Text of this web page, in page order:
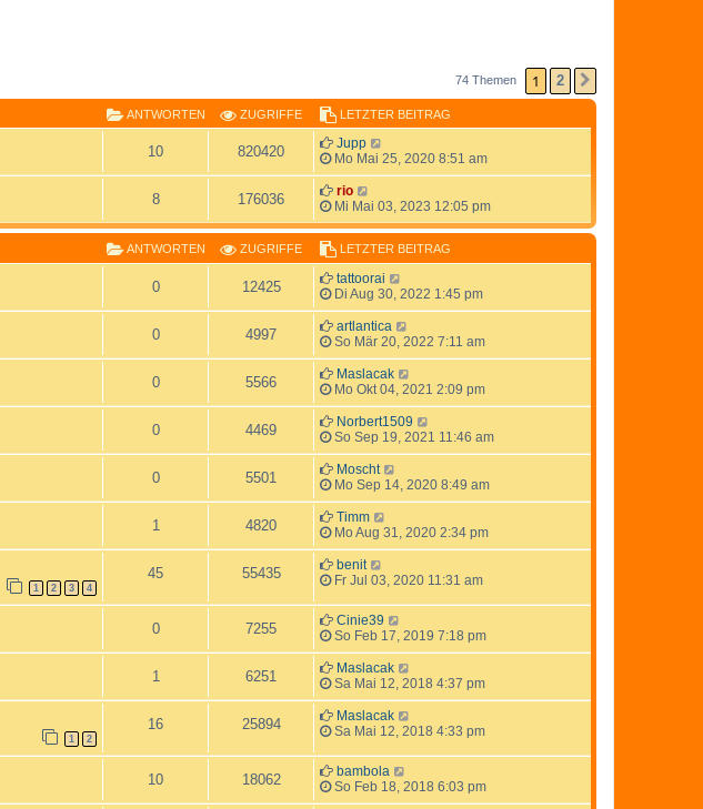
74 Themen 1 2
ANTWORTEN ZUGRIFFE LETZTER BEITRAG
10 820420
Jupp
Mo Mai 25, 2020 8:51 am
8 176036
rio
Mi Mai 03, 2023 12:05 pm
ANTWORTEN ZUGRIFFE LETZTER BEITRAG
0 12425
tattoorai
Di Aug 30, 2022 1:45 pm
0 4997
artlantica
So Mär 20, 2022 7:11 am
0 5566
Maslacak
Mo Okt 04, 2021 2:09 pm
0 4469
Norbert1509
So Sep 19, 2021 11:46 am
0 5501
Moscht
Mo Sep 14, 2020 8:49 am
1 4820
Timm
Mo Aug 31, 2020 2:34 pm
1 2 3 4
45 55435
benit
Fr Jul 03, 2020 11:31 am
0 7255
Cinie39
So Feb 17, 2019 7:18 pm
1 6251
Maslacak
Sa Mai 12, 2018 4:37 pm
1 2
16 25894
Maslacak
Sa Mai 12, 2018 4:33 pm
10 18062
bambola
So Feb 18, 2018 6:03 pm